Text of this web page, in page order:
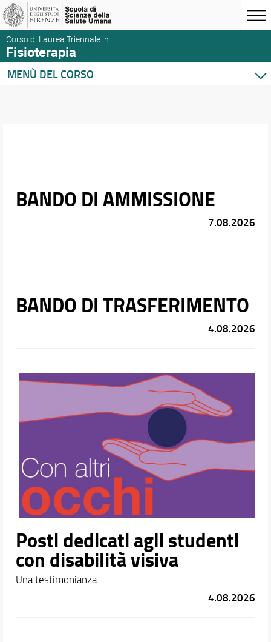
Corso di Laurea Triennale in
Fisioterapia
MENÙ DEL CORSO
BANDO DI AMMISSIONE
7.08.2026
BANDO DI TRASFERIMENTO
4.08.2026
Posti dedicati agli studenti
con disabilità visiva
Una testimonianza
4.08.2026